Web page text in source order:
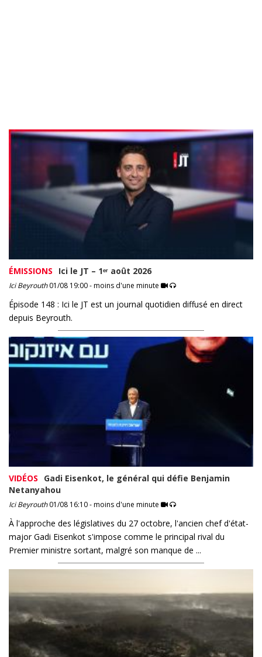
ÉMISSIONS Ici le JT – 1ᵉʳ août 2026
Ici Beyrouth01/08 19:00 - moins d'une minute
Épisode 148 : Ici le JT est un journal quotidien diffusé en direct
depuis Beyrouth.
VIDÉOS
Gadi Eisenkot, le général qui défie Benjamin
Netanyahou
Ici Beyrouth01/08 16:10 - moins d'une minute
À l'approche des législatives du 27 octobre, l'ancien chef d'état-
major Gadi Eisenkot s'impose comme le principal rival du
Premier ministre sortant, malgré son manque de ...